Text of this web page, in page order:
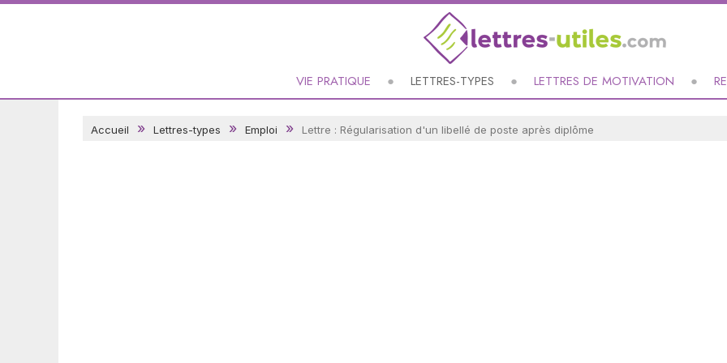
VIE PRATIQUE LETTRES-TYPES LETTRES DE MOTIVATION
Accueil Lettres-types Emploi Lettre : Régularisation d'un libellé de poste après diplôme